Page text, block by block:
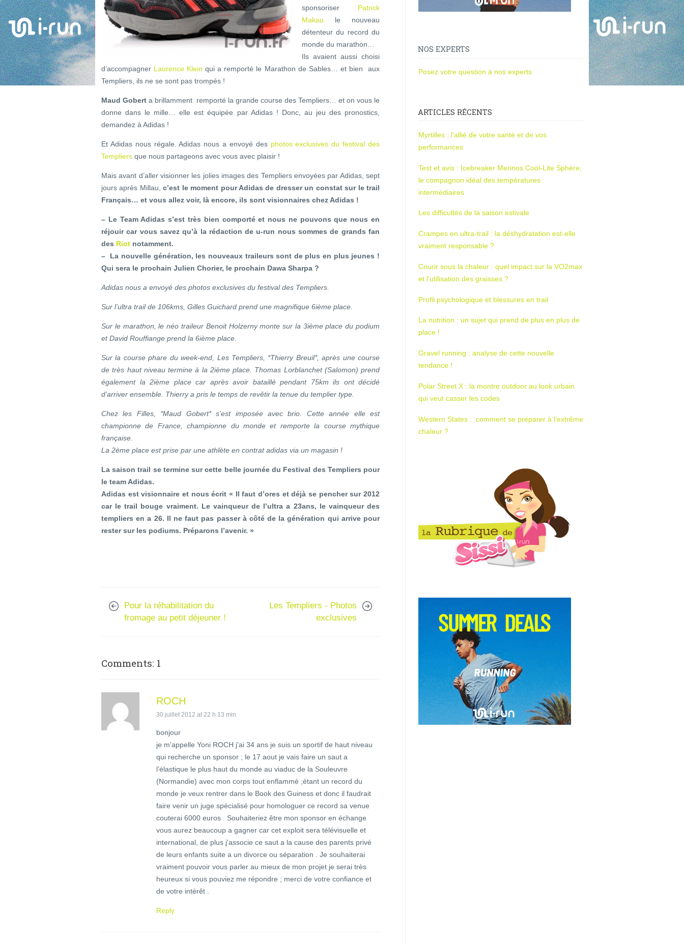
sponsoriser Patrick
Makau le nouveau
détenteur du record du
monde du marathon…
Ils avaient aussi choisi
d’accompagner Laurence Klein qui a remporté le Marathon de Sables… et bien aux
Templiers, ils ne se sont pas trompés !
Maud Gobert a brillamment remporté la grande course des Templiers… et on vous le
donne dans le mille… elle est équipée par Adidas ! Donc, au jeu des pronostics,
demandez à Adidas !
Et Adidas nous régale. Adidas nous a envoyé des photos exclusives du festival des
Templiers que nous partageons avec vous avec plaisir !
Mais avant d’aller visionner les jolies images des Templiers envoyées par Adidas, sept
jours après Millau,c’est le moment pour Adidas de dresser un constat sur le trail
Français… et vous allez voir, là encore, ils sont visionnaires chez Adidas !
– Le Team Adidas s’est très bien comporté et nous ne pouvons que nous en
réjouir car vous savez qu’à la rédaction de u-run nous sommes de grands fan
des Riot notamment.
– La nouvelle génération, les nouveaux traileurs sont de plus en plus jeunes !
Qui sera le prochain Julien Chorier, le prochain Dawa Sharpa ?
Adidas nous a envoyé des photos exclusives du festival des Templiers.
Sur l’ultra trail de 106kms, Gilles Guichard prend une magnifique 6ième place.
Sur le marathon, le néo traileur Benoit Holzerny monte sur la 3ième place du podium
et David Rouffiange prend la 6ième place.
Sur la course phare du week-end, Les Templiers, *Thierry Breuil*, après une course
de très haut niveau termine à la 2ième place. Thomas Lorblanchet (Salomon) prend
également la 2ième place car après avoir bataillé pendant 75km ils ont décidé
d’arriver ensemble. Thierry a pris le temps de revêtir la tenue du templier type.
Chez les Filles, *Maud Gobert* s’est imposée avec brio. Cette année elle est
championne de France, championne du monde et remporte la course mythique
française.
La 2ème place est prise par une athlète en contrat adidas via un magasin !
La saison trail se termine sur cette belle journée du Festival des Templiers pour
le team Adidas.
Adidas est visionnaire et nous écrit « Il faut d’ores et déjà se pencher sur 2012
car le trail bouge vraiment. Le vainqueur de l’ultra a 23ans, le vainqueur des
templiers en a 26. Il ne faut pas passer à côté de la génération qui arrive pour
rester sur les podiums. Préparons l’avenir. »
Pour la réhabilitation du
fromage au petit déjeuner !
Les Templiers - Photos
exclusives
Comments: 1
ROCH
30 juillet 2012 at 22 h 13 min
bonjour
je m'appelle Yoni ROCH j'ai 34 ans je suis un sportif de haut niveau
qui recherche un sponsor ; le 17 aout je vais faire un saut a
l’élastique le plus haut du monde au viaduc de la Souleuvre
(Normandie) avec mon corps tout enflammé ;étant un record du
monde je veux rentrer dans le Book des Guiness et donc il faudrait
faire venir un juge spécialisé pour homologuer ce record sa venue
couterai 6000 euros . Souhaiteriez être mon sponsor en échange
vous aurez beaucoup a gagner car cet exploit sera télévisuelle et
international, de plus j'associe ce saut a la cause des parents privé
de leurs enfants suite a un divorce ou séparation . Je souhaiterai
vraiment pouvoir vous parler au mieux de mon projet je serai très
heureux si vous pouviez me répondre ; merci de votre confiance et
de votre intérêt .
Reply
NOS EXPERTS
Posez votre question à nos experts
ARTICLES RÉCENTS
Myrtilles : l’allié de votre santé et de vos
performances
Test et avis : Icebreaker Merinos Cool-Lite Sphère,
le compagnon idéal des températures
intermédiaires
Les difficultés de la saison estivale
Crampes en ultra-trail : la déshydratation est-elle
vraiment responsable ?
Courir sous la chaleur : quel impact sur la VO2max
et l’utilisation des graisses ?
Profil psychologique et blessures en trail
La nutrition : un sujet qui prend de plus en plus de
place !
Gravel running : analyse de cette nouvelle
tendance !
Polar Street X : la montre outdoor au look urbain
qui veut casser les codes
Western States : comment se préparer à l’extrême
chaleur ?